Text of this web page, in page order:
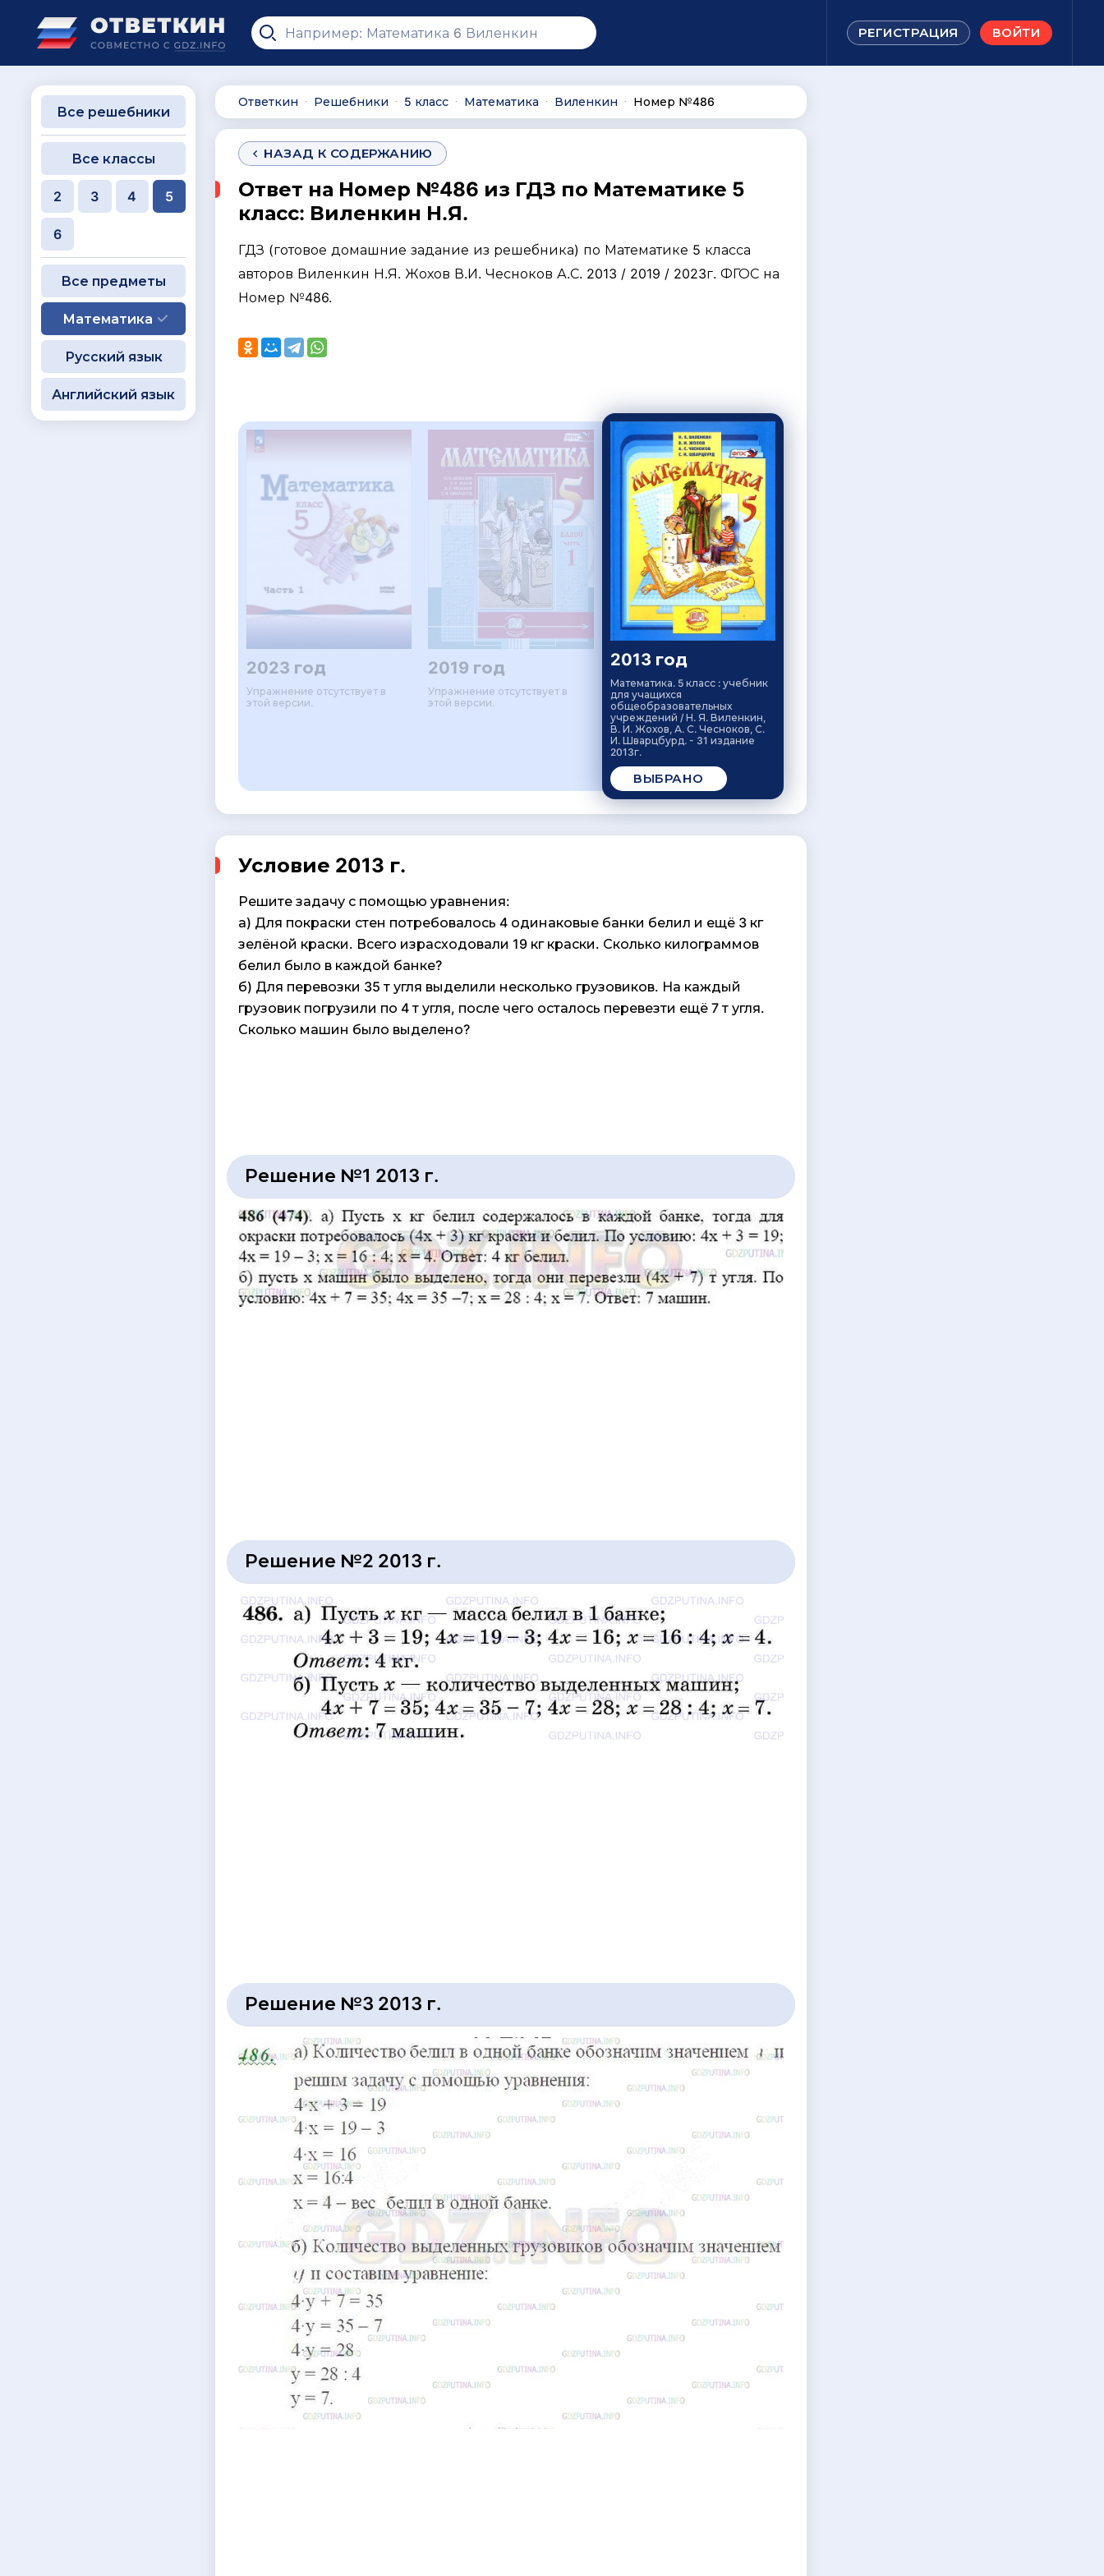
РЕГИСТРАЦИЯ ВОЙТИ
Ответкин ∙ Решебники ∙ 5 класс ∙ Математика ∙ Виленкин ∙ Номер №486
НАЗАД К СОДЕРЖАНИЮ
Ответ на Номер №486 из ГДЗ по Математике 5
класс: Виленкин Н.Я.
ГДЗ (готовое домашние задание из решебника) по Математике 5 класса
авторов Виленкин Н.Я. Жохов В.И. Чесноков А.С. 2013 / 2019 / 2023г. ФГОС на
Номер №486.
2023 год
Упражнение отсутствует в
этой версии.
2019 год
Упражнение отсутствует в
этой версии.
2013 год
Математика. 5 класс : учебник
для учащихся
общеобразовательных
учреждений / Н. Я. Виленкин,
В. И. Жохов, А. С. Чесноков, С.
И. Шварцбурд. - 31 издание
2013г.
ВЫБРАНО
Условие 2013 г.
Решите задачу с помощью уравнения:
а) Для покраски стен потребовалось 4 одинаковые банки белил и ещё 3 кг
зелёной краски. Всего израсходовали 19 кг краски. Сколько килограммов
белил было в каждой банке?
б) Для перевозки 35 т угля выделили несколько грузовиков. На каждый
грузовик погрузили по 4 т угля, после чего осталось перевезти ещё 7 т угля.
Сколько машин было выделено?
Решение №1 2013 г.
Решение №2 2013 г.
Решение №3 2013 г.
Все решебники
Все классы
2 3 4 5
6
Все предметы
Математика
Русский язык
Английский язык